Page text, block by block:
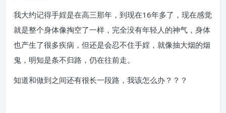
我大约记得手婬是在高三那年，到现在16年多了，现在感觉
就是整个身体像掏空了一样，完全没有年轻人的神气，身体
也产生了很多疾病，但还是会忍不住手婬，就像抽大烟的烟
鬼，明知是条不归路，仍在往前走。
知道和做到之间还有很长一段路，我该怎么办？？？